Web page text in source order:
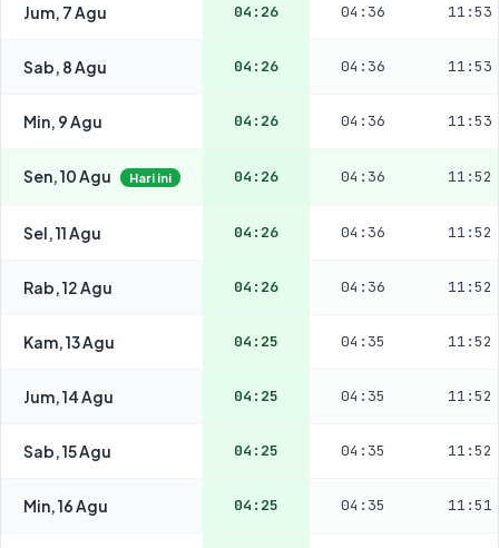
Jum, 7 Agu 04:26 04:36 11:53
Sab, 8 Agu 04:26 04:36 11:53
Min, 9 Agu 04:26 04:36 11:53
Sen, 10 Agu Hari ini 04:26 04:36 11:52
Sel, 11 Agu 04:26 04:36 11:52
Rab, 12 Agu 04:26 04:36 11:52
Kam, 13 Agu 04:25 04:35 11:52
Jum, 14 Agu 04:25 04:35 11:52
Sab, 15 Agu 04:25 04:35 11:52
Min, 16 Agu 04:25 04:35 11:51